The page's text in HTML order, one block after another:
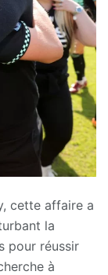
cette affaire a
la
pour réussir
à